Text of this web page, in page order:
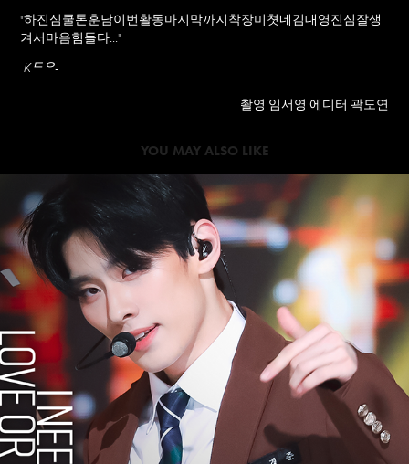
"하진심쿨톤훈남이번활동마지막까지착장미쳣네김대영진심잘생
겨서마음힘들다..."
-Kᄃᄋ-
촬영 임서영 에디터 곽도연
YOU MAY ALSO LIKE
2023
TNX